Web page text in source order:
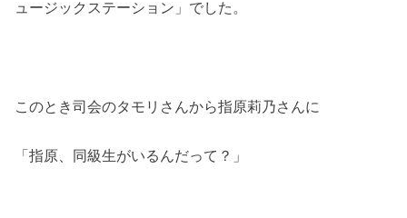
ュージックステーション」でした。
このとき司会のタモリさんから指原莉乃さんに
「指原、同級生がいるんだって？」